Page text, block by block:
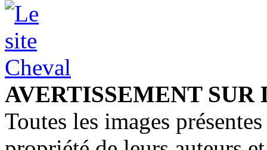
AVERTISSEMENT
Toutes les images